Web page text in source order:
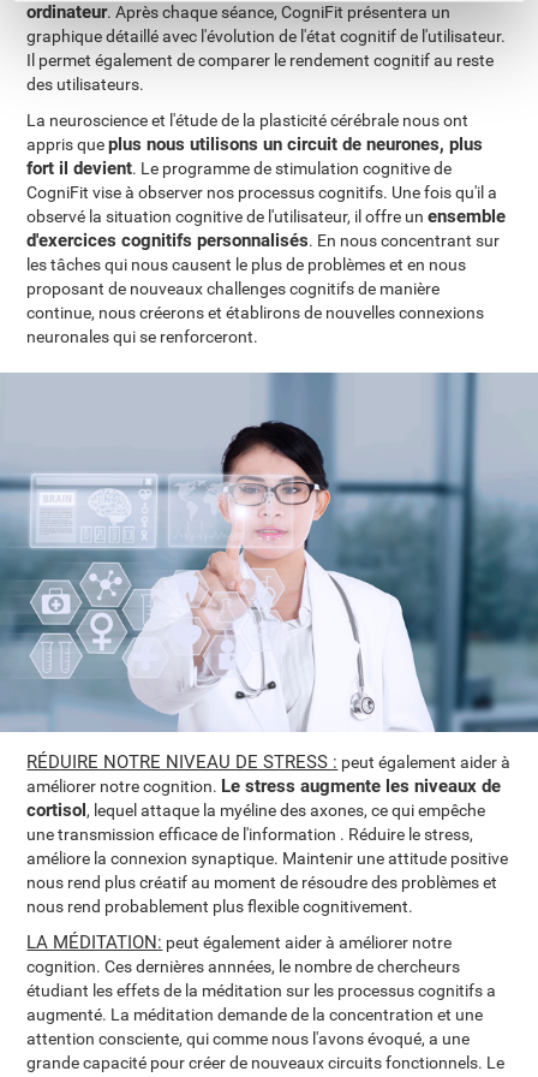
ordinateur. Après chaque séance, CogniFit présentera un
graphique détaillé avec l'évolution de l'état cognitif de l'utilisateur.
Il permet également de comparer le rendement cognitif au reste
des utilisateurs.
La neuroscience et l'étude de la plasticité cérébrale nous ont
appris queplus nous utilisons un circuit de neurones, plus
fort il devient. Le programme de stimulation cognitive de
CogniFit vise à observer nos processus cognitifs. Une fois qu'il a
observé la situation cognitive de l'utilisateur, il offre unensemble
d'exercices cognitifs personnalisés. En nous concentrant sur
les tâches qui nous causent le plus de problèmes et en nous
proposant de nouveaux challenges cognitifs de manière
continue, nous créerons et établirons de nouvelles connexions
neuronales qui se renforceront.
RÉDUIRE NOTRE NIVEAU DE STRESS : peut également aider à
améliorer notre cognition. Le stress augmente les niveaux de
cortisol, lequel attaque la myéline des axones, ce qui empêche
une transmission efficace de l'information . Réduire le stress,
améliore la connexion synaptique. Maintenir une attitude positive
nous rend plus créatif au moment de résoudre des problèmes et
nous rend probablement plus flexible cognitivement.
LA MÉDITATION: peut également aider à améliorer notre
cognition. Ces dernières annnées, le nombre de chercheurs
étudiant les effets de la méditation sur les processus cognitifs a
augmenté. La méditation demande de la concentration et une
attention consciente, qui comme nous l'avons évoqué, a une
grande capacité pour créer de nouveaux circuits fonctionnels. Le